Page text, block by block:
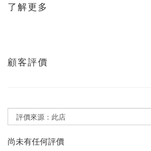
了解更多
顧客評價
尚未有任何評價